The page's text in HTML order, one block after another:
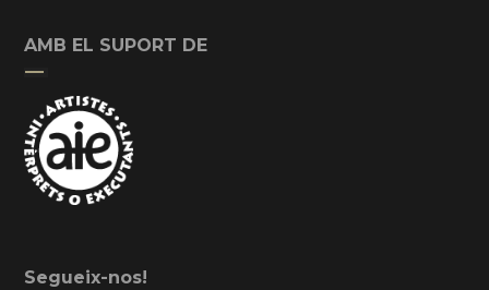
AMB EL SUPORT DE
Segueix-nos!